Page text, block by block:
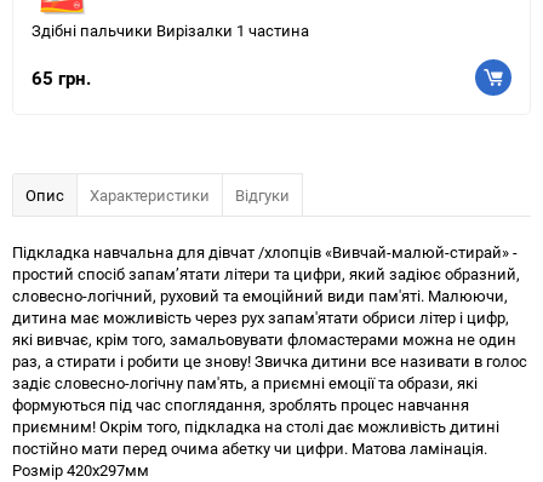
Здібні пальчики Вирізалки 1 частина
65 грн.
Опис Характеристики Відгуки
Підкладка навчальна для дівчат /хлопців «Вивчай-малюй-стирай» -
простий спосіб запам’ятати літери та цифри, який задіює образний,
словесно-логічний, руховий та емоційний види пам'яті. Малюючи,
дитина має можливість через рух запам'ятати обриси літер і цифр,
які вивчає, крім того, замальовувати фломастерами можна не один
раз, а стирати і робити це знову! Звичка дитини все називати в голос
задіє словесно-логічну пам'ять, а приємні емоції та образи, які
формуються під час споглядання, зроблять процес навчання
приємним! Окрім того, підкладка на столі дає можливість дитині
постійно мати перед очима абетку чи цифри. Матова ламінація.
Розмір 420х297мм